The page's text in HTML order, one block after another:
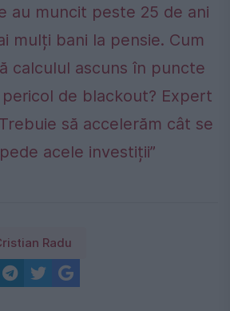
au muncit peste 25 de ani
mulți bani la pensie. Cum
calculul ascuns în puncte
pericol de blackout? Expert
să accelerăm cât se
acele investiții”
Radu